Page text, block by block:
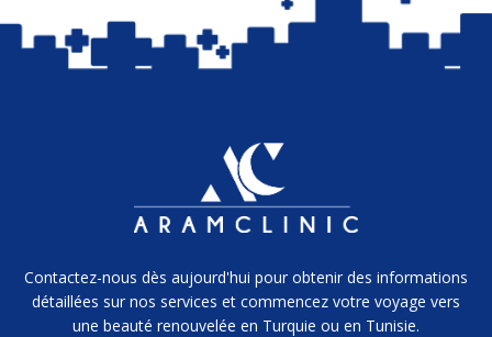
Contactez-nous dès aujourd'hui pour obtenir des informations
détaillées sur nos services et commencez votre voyage vers
une beauté renouvelée en Turquie ou en Tunisie.